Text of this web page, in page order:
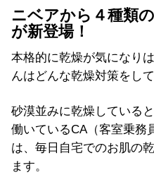
ニベアから４種類
が新登場！
本格的に乾燥が気になり
んはどんな乾燥対策をし
砂漠並みに乾燥している
働いているCA（客室乗務
は、毎日自宅でのお肌の
ます。